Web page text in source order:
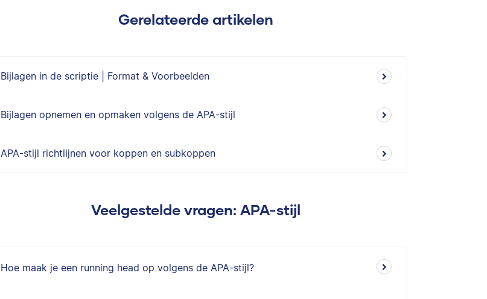
Gerelateerde artikelen
Bijlagen in de scriptie | Format & Voorbeelden
Bijlagen opnemen en opmaken volgens de APA-stijl
APA-stijl richtlijnen voor koppen en subkoppen
Veelgestelde vragen: APA-stijl
Hoe maak je een running head op volgens de APA-stijl?